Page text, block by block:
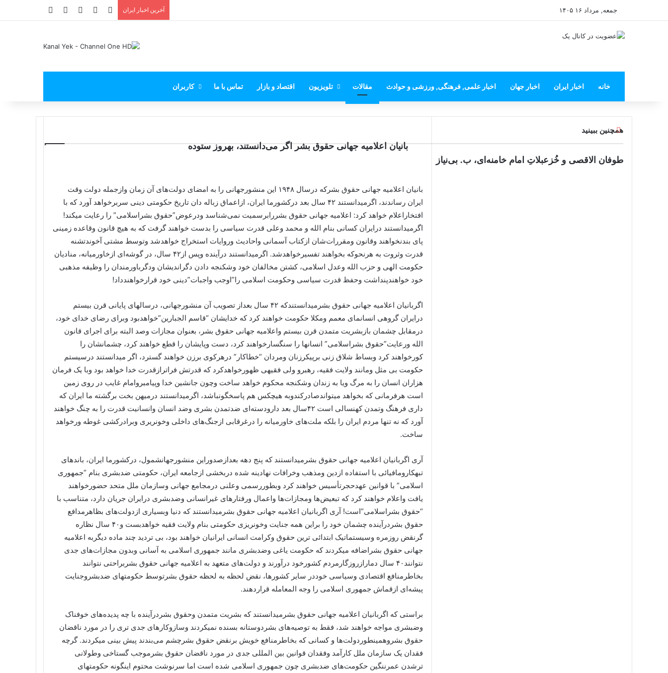
جمعه, مرداد ۱۶ ۱۴۰۵ آخرین اخبار ایران فیس بوک یوتیوب اینستاگرام
خانه اخبار ایران اخبار جهان اخبار علمی, فرهنگی, ورزشی و حوادث مقالات تلویزیون اقتصاد و بازار تماس با ما کاربران
بانیان اعلامیه جهانی حقوق بشر اگر می‌دانستند، بهروز ستوده
بانیان اعلامیه جهانی حقوق بشرکه درسال ۱۹۴۸ این منشورجهانی را به امضای دولت‌های آن زمان وازجمله دولت وقت
ایران رساندند، اگرمیدانستند ۴۲ سال بعد درکشورما ایران، ازاعماق زباله دان تاریخ حکومتی دینی سربرخواهد آورد که با
افتخاراعلام خواهد کرد: اعلامیه جهانی حقوق بشررابرسمیت نمی‌شناسد ودرعوض”حقوق بشراسلامی” را رعایت میکند!
اگرمیدانستند درایران کسانی بنام الله و محمد وعلی قدرت سیاسی را بدست خواهند گرفت که به هیچ قانون وقاعده زمینی
پای بندنخواهند وقانون ومقررات‌شان ازکتاب آسمانی واحادیث وروایات استخراج خواهدشد وتوسط مشتی آخوندتشنه
قدرت وثروت به هرنحوکه بخواهند تفسیرخواهدشد. اگرمیدانستند درآینده وپس از۴۲ سال، در گوشه‌ای ازخاورمیانه، منادیان
حکومت الهی و حزب الله وعدل اسلامی، کشتن مخالفان خود وشکنجه دادن دگراندیشان ودگرباورمندان را وظیفه مذهبی
خود خواهندپنداشت وحفظ قدرت سیاسی وحکومت اسلامی را”اوجب واجبات”دینی خود قرارخواهندداد!
اگربانیان اعلامیه جهانی حقوق بشرمیدانستندکه ۴۲ سال بعداز تصویب آن منشورجهانی، درسالهای پایانی قرن بیستم
درایران گروهی انسانمای معمم ومکلا حکومت خواهند کرد که خدایشان “قاسم الجبارین”خواهدبود وبرای رضای خدای خود،
درمقابل چشمان بازبشریت متمدن قرن بیستم واعلامیه جهانی حقوق بشر، بعنوان مجازات وصد البته برای اجرای قانون
الله ورعایت”حقوق بشراسلامی” انسانها را سنگسارخواهند کرد، دست وپایشان را قطع خواهند کرد، چشمانشان را
کورخواهند کرد وبساط شلاق زنی برپیکرزنان ومردان “خطاکار” درهرکوی برزن خواهند گسترد، اگر میدانستند درسیستم
حکومت بی مثل ومانند ولایت فقیه، رهبرو ولی فقیهی ظهورخواهدکرد که قدرتش فراترازقدرت خدا خواهد بود وبا یک فرمان
هزاران انسان را به مرگ ویا به زندان وشکنجه محکوم خواهد ساخت وچون جانشین خدا وپیامبروامام غایب در روی زمین
است هرفرمانی که بخواهد میتواندصادرکندوبه هیچکس هم پاسخگونباشد، اگرمیدانستند درمیهن بخت برگشته ما ایران که
داری فرهنگ وتمدن کهنسالی است ۴۲سال بعد دارودسته‌ای ضدتمدن بشری وضد انسان وانسانیت قدرت را به چنگ خواهند
آورد که نه تنها مردم ایران را بلکه ملت‌های خاورمیانه را درغرقابی ازجنگ‌های داخلی وخونریری وبرادرکشی غوطه ورخواهد
ساخت.
آری اگربانیان اعلامیه جهانی حقوق بشرمیدانستند که پنج دهه بعدازصدوراین منشورجهانشمول، درکشورما ایران، باندهای
تبهکارومافیائی با استفاده ازدین ومذهب وخرافات نهادینه شده دربخشی ازجامعه ایران، حکومتی ضدبشری بنام “جمهوری
اسلامی” با قوانین عهدحجرتأسیس خواهند کرد وبطوررسمی وعلنی درمجامع جهانی وسازمان ملل متحد حضورخواهند
یافت واعلام خواهند کرد که تبعیض‌ها ومجازات‌ها واعمال ورفتارهای غیرانسانی وضدبشری درایران جریان دارد، متناسب با
“حقوق بشراسلامی”است! آری اگربانیان اعلامیه جهانی حقوق بشرمیدانستند که دنیا وبسیاری ازدولت‌های بظاهرمدافع
حقوق بشردرآینده چشمان خود را براین همه جنایت وخونریزی حکومتی بنام ولایت فقیه خواهدبست و۴۰ سال نظاره
گرنقض روزمره وسیستماتیک ابتدائی ترین حقوق وکرامت انسانی ایرانیان خواهند بود، بی تردید چند ماده دیگربه اعلامیه
جهانی حقوق بشراضافه میکردند که حکومت یاغی وضدبشری مانند جمهوری اسلامی به آسانی وبدون مجازات‌های جدی
نتوانند۴۰ سال دمارازروزگارمردم کشورخود درآورند و دولت‌های متعهد به اعلامیه جهانی حقوق بشربراحتی نتوانند
بخاطرمنافع اقتصادی وسیاسی خوددر سایر کشورها، نقض لحظه به لحظه حقوق بشرتوسط حکومتهای ضدبشروجنایت
پیشه‌ای ازقماش جمهوری اسلامی را وجه المعامله قراردهند.
براستی که اگربانیان اعلامیه جهانی حقوق بشرمیدانستند که بشریت متمدن وحقوق بشردرآینده با چه پدیده‌های خوفناک
وضبشری مواجه خواهند شد، فقط به توصیه‌های بشردوستانه بسنده نمیکردند وسازوکارهای جدی تری را در مورد ناقضان
حقوق بشروهمینطوردولت‌ها و کسانی که بخاطرمنافع خویش برنقض حقوق بشرچشم می‌بندند پیش بینی میکردند. گرچه
فقدان یک سازمان ملل کارآمد وفقدان قوانین بین المللی جدی در مورد ناقضان حقوق بشرموجب گستاخی وطولانی
ترشدن عمرننگین حکومت‌های ضدبشری چون جمهوری اسلامی شده است اما سرنوشت محتوم اینگونه حکومتهای
همچنین ببینید
بستن
طوفان الاقصی و خُزعبلاتِ امام خامنه‌ای، ب. بی‌نیاز